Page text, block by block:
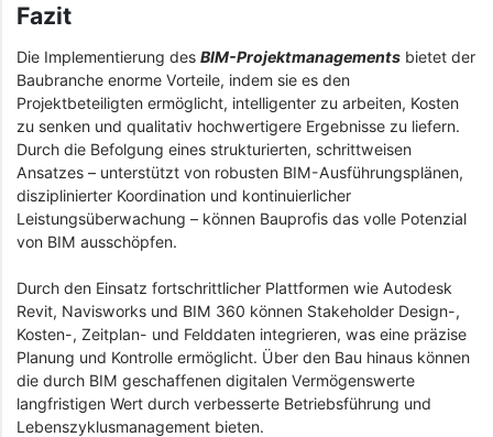
Fazit
Die Implementierung des BIM-Projektmanagements bietet der
Baubranche enorme Vorteile, indem sie es den
Projektbeteiligten ermöglicht, intelligenter zu arbeiten, Kosten
zu senken und qualitativ hochwertigere Ergebnisse zu liefern.
Durch die Befolgung eines strukturierten, schrittweisen
Ansatzes – unterstützt von robusten BIM-Ausführungsplänen,
disziplinierter Koordination und kontinuierlicher
Leistungsüberwachung – können Bauprofis das volle Potenzial
von BIM ausschöpfen.
Durch den Einsatz fortschrittlicher Plattformen wie Autodesk
Revit, Navisworks und BIM 360 können Stakeholder Design-,
Kosten-, Zeitplan- und Felddaten integrieren, was eine präzise
Planung und Kontrolle ermöglicht. Über den Bau hinaus können
die durch BIM geschaffenen digitalen Vermögenswerte
langfristigen Wert durch verbesserte Betriebsführung und
Lebenszyklusmanagement bieten.